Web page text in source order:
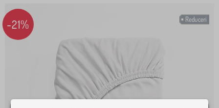
Reduceri
-21%